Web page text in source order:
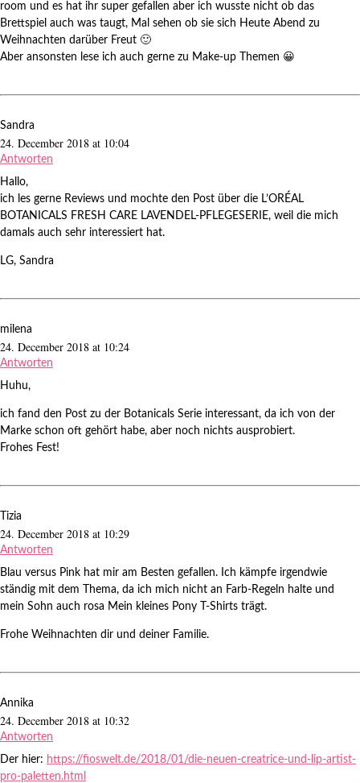
room und es hat ihr super gefallen aber ich wusste nicht ob das
Brettspiel auch was taugt, Mal sehen ob sie sich Heute Abend zu
Weihnachten darüber Freut 🙂
Aber ansonsten lese ich auch gerne zu Make-up Themen 😀
Sandra
24. December 2018 at 10:04
Antworten
Hallo,
ich les gerne Reviews und mochte den Post über die L’ORÉAL
BOTANICALS FRESH CARE LAVENDEL-PFLEGESERIE, weil die mich
damals auch sehr interessiert hat.
LG, Sandra
milena
24. December 2018 at 10:24
Antworten
Huhu,
ich fand den Post zu der Botanicals Serie interessant, da ich von der
Marke schon oft gehört habe, aber noch nichts ausprobiert.
Frohes Fest!
Tizia
24. December 2018 at 10:29
Antworten
Blau versus Pink hat mir am Besten gefallen. Ich kämpfe irgendwie
ständig mit dem Thema, da ich mich nicht an Farb-Regeln halte und
mein Sohn auch rosa Mein kleines Pony T-Shirts trägt.
Frohe Weihnachten dir und deiner Familie.
Annika
24. December 2018 at 10:32
Antworten
Der hier: https://fioswelt.de/2018/01/die-neuen-creatrice-und-lip-artist-
pro-paletten.html